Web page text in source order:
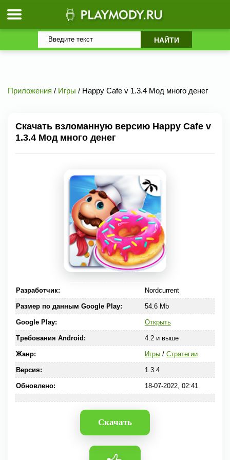
Приложения / Игры / Happy Cafe v 1.3.4 Мод много денег
Скачать взломанную версию Happy Cafe v
1.3.4 Мод много денег
Разработчик: Nordcurrent
Размер по данным Google Play: 54.6 Mb
Google Play: Открыть
Требования Android: 4.2 и выше
Жанр: Игры/ Стратегии
Версия: 1.3.4
Обновлено: 18-07-2022, 02:41
Скачать